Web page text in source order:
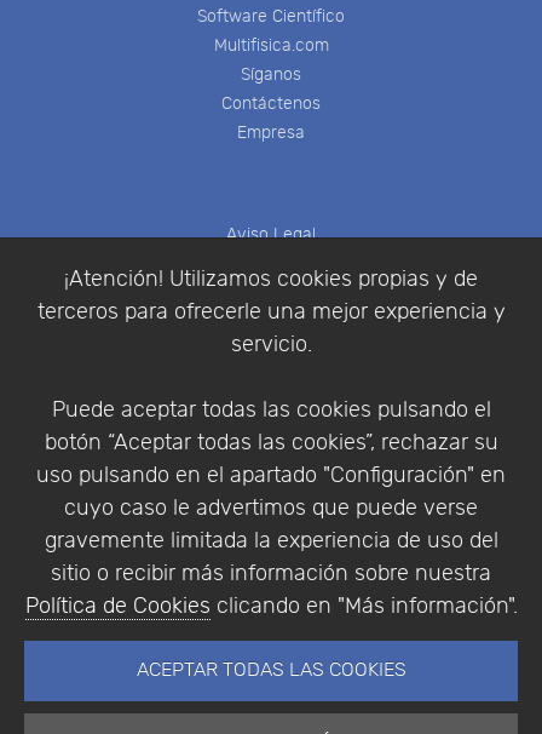
¡Atención! Utilizamos cookies propias y de
terceros para ofrecerle una mejor experiencia y
servicio.
Puede aceptar todas las cookies pulsando el
botón “Aceptar todas las cookies”, rechazar su
uso pulsando en el apartado "Configuración" en
cuyo caso le advertimos que puede verse
gravemente limitada la experiencia de uso del
sitio o recibir más información sobre nuestra
Política de Cookies clicando en "Más información".
ACEPTAR TODAS LAS COOKIES
Software Científico
Multifisica.com
Síganos
Contáctenos
Empresa
Aviso Legal
Política de Privacidad
Condiciones de compra
Identificarse
Empresa|Aviso Legal| Política de Privacidad |
Política de Cookies
© Copyright 1994 - 2026. Addlink Software
Científico, S.L.
Portugal.